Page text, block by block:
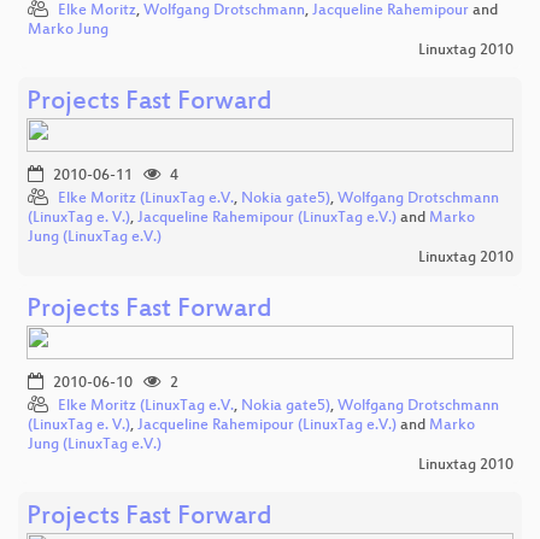
Elke Moritz, Wolfgang Drotschmann, Jacqueline Rahemipour and
Marko Jung
Linuxtag 2010
Projects Fast Forward
2010-06-11
4
Elke Moritz (LinuxTag e.V., Nokia gate5), Wolfgang Drotschmann
(LinuxTag e. V.), Jacqueline Rahemipour (LinuxTag e.V.) and Marko
Jung (LinuxTag e.V.)
Linuxtag 2010
Projects Fast Forward
2010-06-10
2
Elke Moritz (LinuxTag e.V., Nokia gate5), Wolfgang Drotschmann
(LinuxTag e. V.), Jacqueline Rahemipour (LinuxTag e.V.) and Marko
Jung (LinuxTag e.V.)
Linuxtag 2010
Projects Fast Forward